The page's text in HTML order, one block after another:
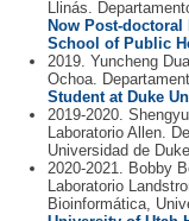
Llinás.
Now Post-
School of Public
2019. Yuncheng
Ochoa.
Student at Duke
2019-2020.
Laboratorio Allen.
Universidad de
2020-2021. Bobby
Laboratorio
Bioinformática,